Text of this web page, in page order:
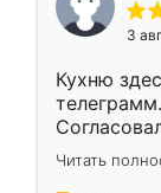
3
Кухню
недели
довольны
Читать